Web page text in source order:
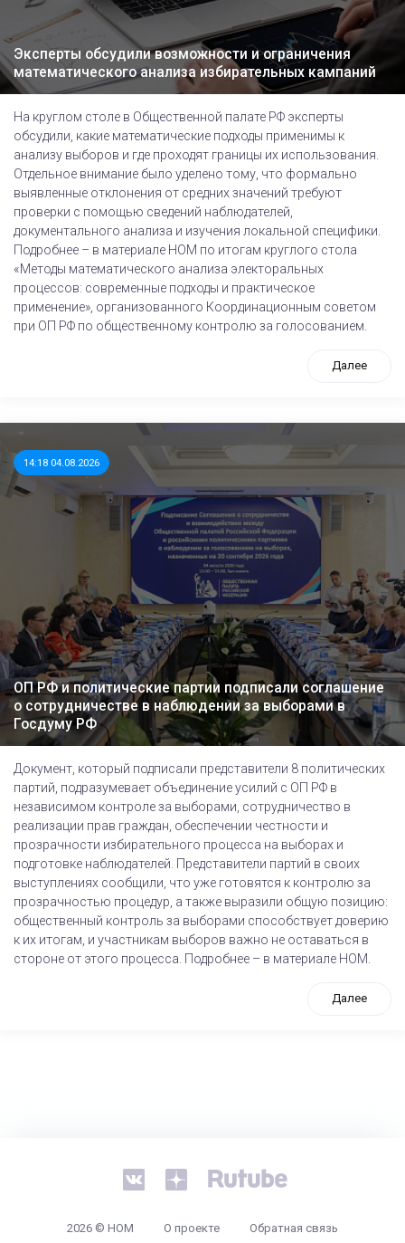
Эксперты обсудили возможности и ограничения
математического анализа избирательных кампаний
На круглом столе в Общественной палате РФ эксперты
обсудили, какие математические подходы применимы к
анализу выборов и где проходят границы их использования.
Отдельное внимание было уделено тому, что формально
выявленные отклонения от средних значений требуют
проверки с помощью сведений наблюдателей,
документального анализа и изучения локальной специфики.
Подробнее – в материале НОМ по итогам круглого стола
«Методы математического анализа электоральных
процессов: современные подходы и практическое
применение», организованного Координационным советом
при ОП РФ по общественному контролю за голосованием.
Далее
14:18 04.08.2026
ОП РФ и политические партии подписали соглашение
о сотрудничестве в наблюдении за выборами в
Госдуму РФ
Документ, который подписали представители 8 политических
партий, подразумевает объединение усилий с ОП РФ в
независимом контроле за выборами, сотрудничество в
реализации прав граждан, обеспечении честности и
прозрачности избирательного процесса на выборах и
подготовке наблюдателей. Представители партий в своих
выступлениях сообщили, что уже готовятся к контролю за
прозрачностью процедур, а также выразили общую позицию:
общественный контроль за выборами способствует доверию
к их итогам, и участникам выборов важно не оставаться в
стороне от этого процесса. Подробнее – в материале НОМ.
Далее
2026 © НОМ О проекте Обратная связь